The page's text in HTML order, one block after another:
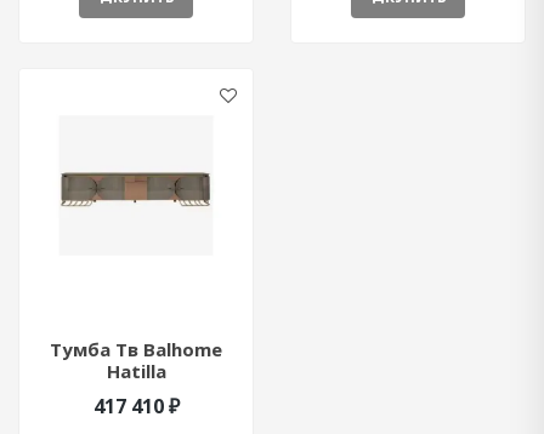
Тумба Тв Balhome
Hatilla
417 410 ₽